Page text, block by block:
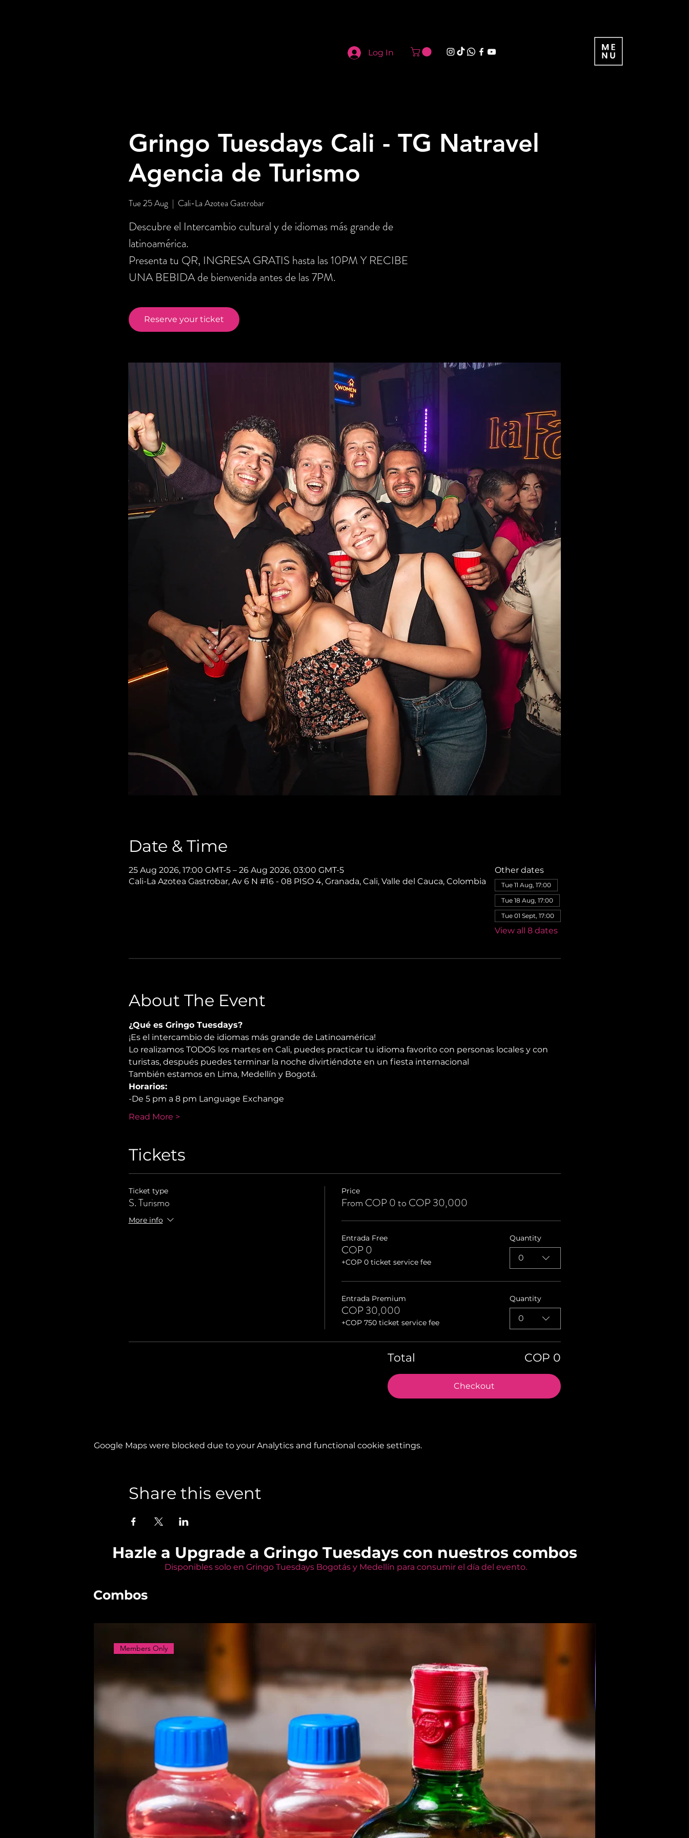
Log In
Gringo Tuesdays Cali - TG Natravel
Agencia de Turismo
Tue 25 Aug
  |
Cali-La Azotea Gastrobar
Descubre el Intercambio cultural y de idiomas más grande de
latinoamérica.
Presenta tu QR, INGRESA GRATIS hasta las 10PM Y RECIBE
UNA BEBIDA de bienvenida antes de las 7PM.
Reserve your ticket
Date & Time
25 Aug 2026, 17:00 GMT-5 – 26 Aug 2026, 03:00 GMT-5
Cali-La Azotea Gastrobar, Av 6 N #16 - 08 PISO 4, Granada, Cali, Valle del Cauca, Colombia
Other dates
Tue 11 Aug, 17:00
Tue 18 Aug, 17:00
Tue 01 Sept, 17:00
View all 8 dates
About The Event
¿Qué es Gringo Tuesdays?
¡Es el intercambio de idiomas más grande de Latinoamérica!
Lo realizamos TODOS los martes en Cali, puedes practicar tu idioma favorito con personas locales y con
turistas, después puedes terminar la noche divirtiéndote en un fiesta internacional
También estamos en Lima, Medellín y Bogotá.
Horarios:
-De 5 pm a 8 pm Language Exchange
Read More >
Tickets
Ticket type
S. Turismo
More info
Price
From COP 0 to COP 30,000
Entrada Free
COP 0
+COP 0 ticket service fee
Quantity
0
Entrada Premium
COP 30,000
+COP 750 ticket service fee
Quantity
0
Total COP 0
Checkout
Google Maps were blocked due to your Analytics and functional cookie settings.
Share this event
Hazle a Upgrade a Gringo Tuesdays con nuestros combos
Disponibles solo en Gringo Tuesdays Bogotás y Medellín para consumir el día del evento.
Combos
Members Only